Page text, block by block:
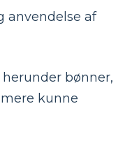
anvendelse af
bønner,
kunne